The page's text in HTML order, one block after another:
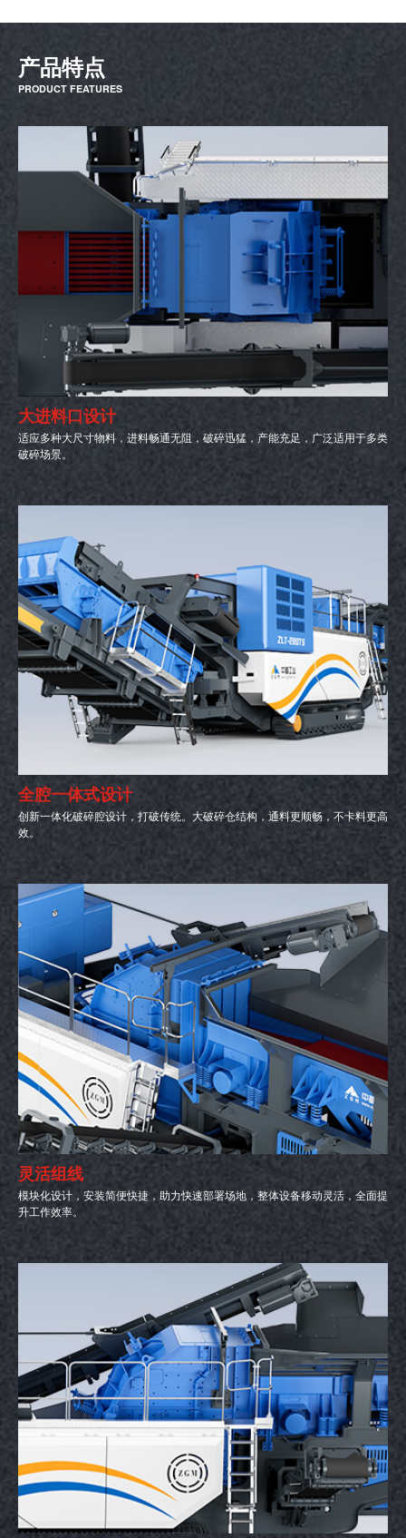
产品特点
PRODUCT FEATURES
大进料口设计
适应多种大尺寸物料，进料畅通无阻，破碎迅猛，产能充足，广泛适用于多类
破碎场景。
全腔一体式设计
创新一体化破碎腔设计，打破传统。大破碎仓结构，通料更顺畅，不卡料更高
效。
灵活组线
模块化设计，安装简便快捷，助力快速部署场地，整体设备移动灵活，全面提
升工作效率。